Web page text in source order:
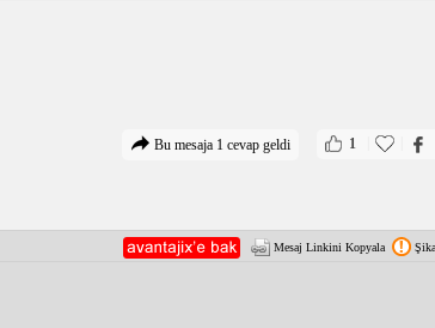
1
Bu mesaja 1 cevap geldi
Mesaj Linkini Kopyala